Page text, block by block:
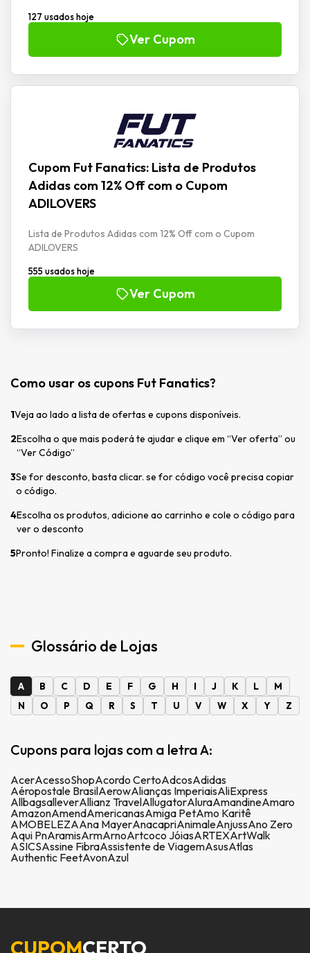
127 usados hoje
Ver Cupom
Cupom Fut Fanatics: Lista de Produtos
Adidas com 12% Off com o Cupom
ADILOVERS
Lista de Produtos Adidas com 12% Off com o Cupom
ADILOVERS
555 usados hoje
Ver Cupom
Como usar os cupons Fut Fanatics?
1Veja ao lado a lista de ofertas e cupons disponíveis.
2Escolha o que mais poderá te ajudar e clique em “Ver oferta” ou
“Ver Código”
3Se for desconto, basta clicar. se for código você precisa copiar
o código.
4Escolha os produtos, adicione ao carrinho e cole o código para
ver o desconto
5Pronto! Finalize a compra e aguarde seu produto.
Glossário de Lojas
A B C D E F G H I J K L
M
N
O P Q R S T U V W X Y Z
Cupons para lojas com a letra A:
AcerAcessoShopAcordo CertoAdcosAdidas
Aéropostale BrasilAerowAlianças ImperiaisAliExpress
AllbagsalleverAllianz TravelAllugatorAluraAmandineAmaro
AmazonAmendAmericanasAmiga PetAmo Karitê
AMOBELEZAAna MayerAnacapriAnimaleAnjussAno Zero
Aqui PnAramisArmArnoArtcoco JóiasARTEXArtWalk
ASICSAssine FibraAssistente de ViagemAsusAtlas
Authentic FeetAvonAzul
CUPOMCERTO